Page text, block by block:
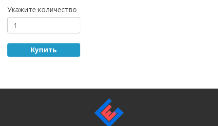
Укажите количество
Купить